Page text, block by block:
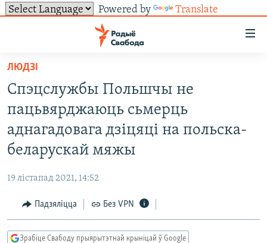
Powered by Translate
ўнівэрсальнага
доступу
Перайсьці
да
галоўнага
зьместу
Перайсьці
да
галоўнай
Перайсьці
да
пошуку
УСЕ НАВІНЫ
ВАЙНА
БЕЛАРУСЫ НА ВАЙНЕ
ТОЛЬКІ НА СВАБОДЗЕ
КНІГІ
АЎДЫЁКНІГІ
АБЫСЬЦІ БЛЯКАВАНЬНЕ
ПАДПІСАЦЦА
FACEBOOK
TWITTER
САЧЫЦЕ ЗА АБНАЎЛЕНЬНЯМІ
ЛЮДЗІ
Спэцслужбы Польшчы не
пацьвярджаюць сьмерць
аднагадовага дзіцяці на польска-
беларускай мяжы
19 лістапад 2021, 14:52
Падзяліцца Без VPN
Зрабіце Свабоду прыярытэтнай крыніцай ў Google